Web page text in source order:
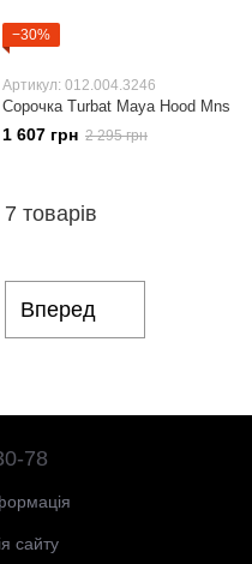
−30%
Артикул: 012.004.3246
Сорочка Turbat Maya Hood Mns
1 607 грн 2 295 грн
товарів
Вперед
78
сайту